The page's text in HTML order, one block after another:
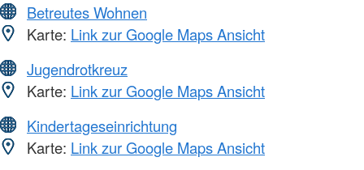
Betreutes Wohnen
Karte: Link zur Google Maps Ansicht
Jugendrotkreuz
Karte: Link zur Google Maps Ansicht
Kindertageseinrichtung
Karte: Link zur Google Maps Ansicht